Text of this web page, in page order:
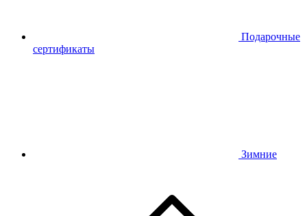
Подарочные
сертификаты
Зимние